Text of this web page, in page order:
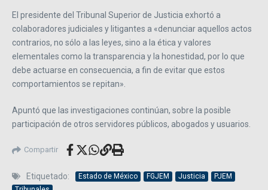
El presidente del Tribunal Superior de Justicia exhortó a
colaboradores judiciales y litigantes a «denunciar aquellos actos
contrarios, no sólo a las leyes, sino a la ética y valores
elementales como la transparencia y la honestidad, por lo que
debe actuarse en consecuencia, a fin de evitar que estos
comportamientos se repitan».
Apuntó que las investigaciones continúan, sobre la posible
participación de otros servidores públicos, abogados y usuarios.
Compartir
Etiquetado: Estado de México FGJEM Justicia
PJEM